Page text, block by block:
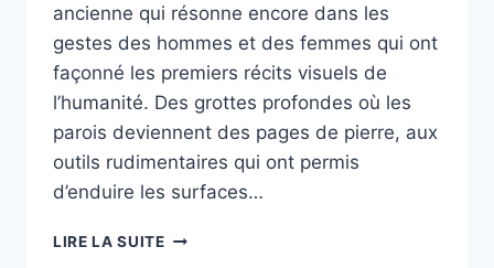
ancienne qui résonne encore dans les
gestes des hommes et des femmes qui ont
façonné les premiers récits visuels de
l’humanité. Des grottes profondes où les
parois deviennent des pages de pierre, aux
outils rudimentaires qui ont permis
d’enduire les surfaces…
LIRE LA SUITECOMPRENDRE